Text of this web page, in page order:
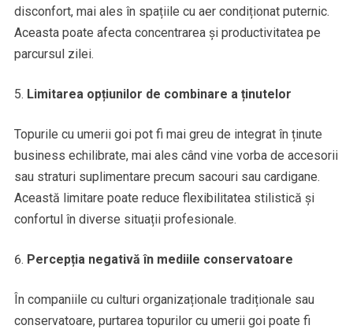
disconfort, mai ales în spațiile cu aer condiționat puternic.
Aceasta poate afecta concentrarea și productivitatea pe
parcursul zilei.
Limitarea opțiunilor de combinare a ținutelor
Topurile cu umerii goi pot fi mai greu de integrat în ținute
business echilibrate, mai ales când vine vorba de accesorii
sau straturi suplimentare precum sacouri sau cardigane.
Această limitare poate reduce flexibilitatea stilistică și
confortul în diverse situații profesionale.
Percepția negativă în mediile conservatoare
În companiile cu culturi organizaționale tradiționale sau
conservatoare, purtarea topurilor cu umerii goi poate fi